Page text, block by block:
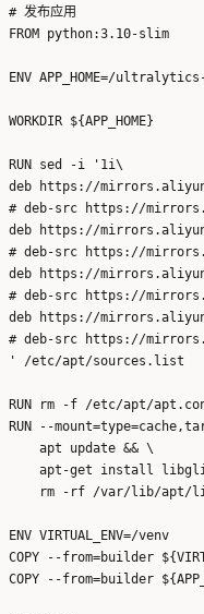
# 发布应用
FROM python:3.10-slim
ENV APP_HOME=/
WORKDIR ${APP_HOME}
RUN sed -i '1i\
deb https://
# deb-src https://
deb https://
# deb-src https://
deb https://
# deb-src https://
deb https://
# deb-src https://
' /etc/apt/sources.list
RUN rm -f /etc/apt/
RUN --
    apt update && \
apt-get install
rm -rf /var/lib/apt/
ENV VIRTUAL_ENV=/venv
COPY --from=builder
COPY --from=builder